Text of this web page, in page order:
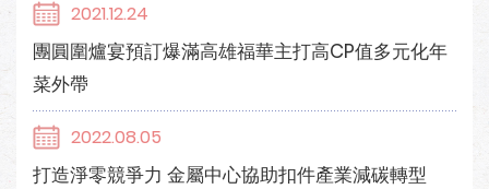
2021.12.24
團圓圍爐宴預訂爆滿高雄福華主打高CP值多元化年
菜外帶
2022.08.05
打造淨零競爭力 金屬中心協助扣件產業減碳轉型